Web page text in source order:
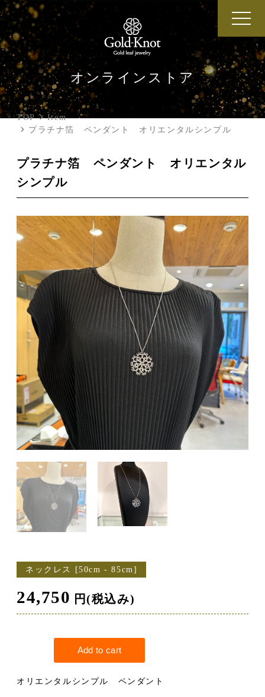
オンラインストア
TOP
Item
プラチナ箔 ペンダント オリエンタルシンプル
プラチナ箔 ペンダント オリエンタル
シンプル
ネックレス [50cm - 85cm]
24,750 円(税込み)
オリエンタルシンプル ペンダント